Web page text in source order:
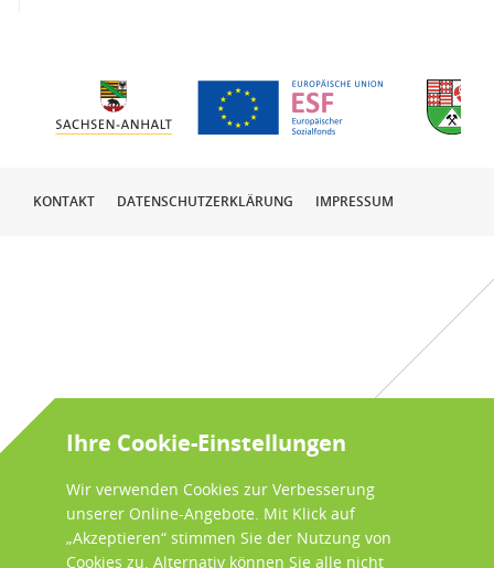
KONTAKT DATENSCHUTZERKLÄRUNG IMPRESSUM
Ihre Cookie-Einstellungen
Wir verwenden Cookies zur Verbesserung
unserer Online-Angebote. Mit Klick auf
„Akzeptieren“ stimmen Sie der Nutzung von
Cookies zu. Alternativ können Sie alle nicht